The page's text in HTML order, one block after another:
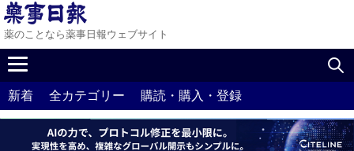
薬のことなら薬事日報ウェブサイト
新着 全カテゴリー 購読・購入・登録